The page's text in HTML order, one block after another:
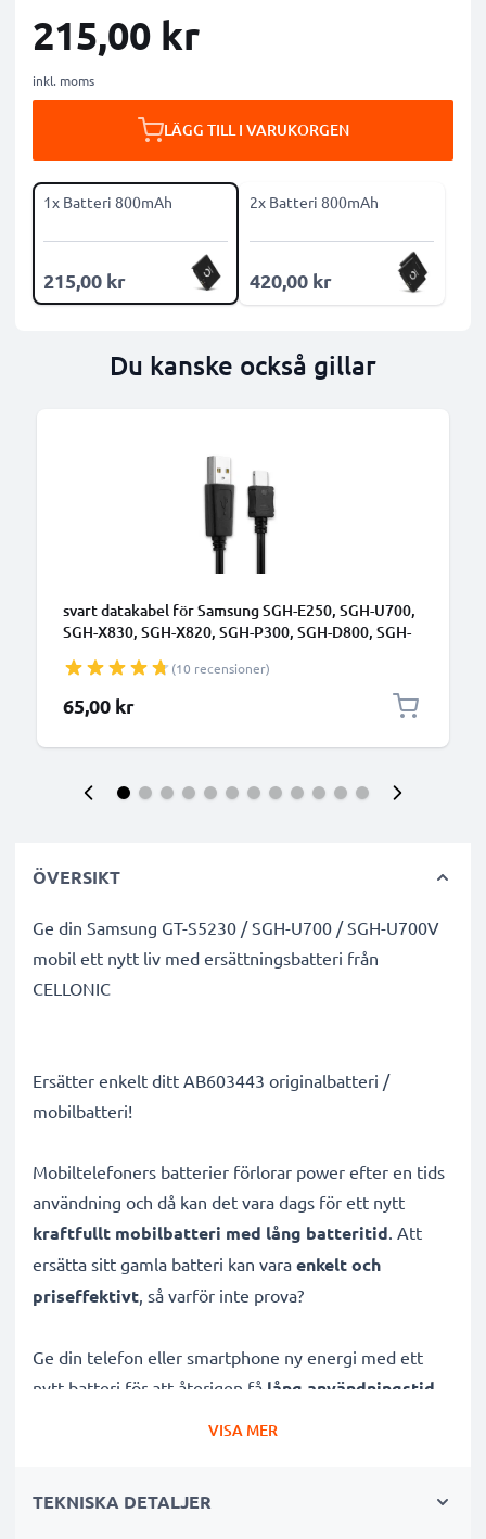
215,00 kr
inkl. moms
LÄGG TILL I VARUKORGEN
1x Batteri 800mAh
215,00 kr
2x Batteri 800mAh
420,00 kr
Du kanske också gillar
svart datakabel för Samsung SGH-E250, SGH-U700,
SGH-X830, SGH-X820, SGH-P300, SGH-D800, SGH-
1m 0.5A för snabb överföring - PVC USB-sladd
(10 recensioner)
65,00 kr
ÖVERSIKT
Ge din Samsung GT-S5230 / SGH-U700 / SGH-U700V
mobil ett nytt liv med ersättningsbatteri från
CELLONIC
Ersätter enkelt ditt AB603443 originalbatteri /
mobilbatteri!
Mobiltelefoners batterier förlorar power efter en tids
användning och då kan det vara dags för ett nytt
kraftfullt mobilbatteri med lång batteritid. Att
ersätta sitt gamla batteri kan vara enkelt och
priseffektivt, så varför inte prova?
Ge din telefon eller smartphone ny energi med ett
nytt batteri för att återigen få lång användningstid
tutorial från YouTube.
VISA MER
TEKNISKA DETALJER